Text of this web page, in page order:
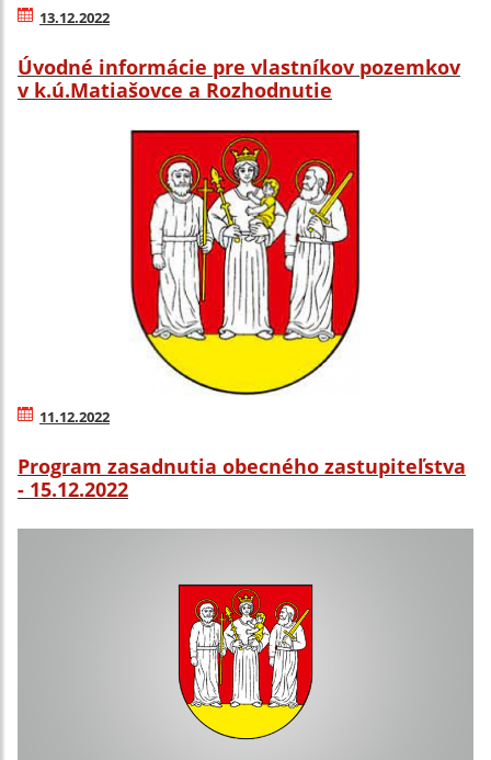
13.12.2022
Úvodné informácie pre vlastníkov pozemkov
v k.ú.Matiašovce a Rozhodnutie
11.12.2022
Program zasadnutia obecného zastupiteľstva
- 15.12.2022